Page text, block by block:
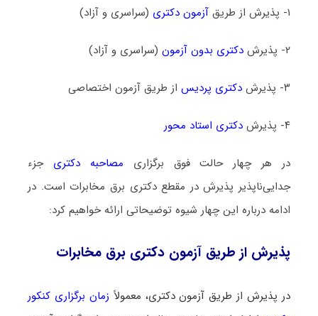
۱- پذیرش از طریق آزمون دکتری (سراسری و آزاد)
۲- پذیرش دکتری بدون آزمون(سراسری و آزاد)
۳- پذیرش دکتری پردیساز طریق آزمون اختصاصی
۴- پذیرش دکتری استاد محور
در هر چهار حالت فوق برگزاری مصاحبه دکتری جزء
جدایی‌ناپذیر پذیرش در مقطع دکتری برق مخابرات است. در
ادامه درباره این چهار شیوه توضیحاتی ارائه خواهیم کرد:
پذیرش از طریق آزمون دکتری برق مخابرات
در پذیرش از طریق آزمون دکتری، معمولاً زمان برگزاری کنکور